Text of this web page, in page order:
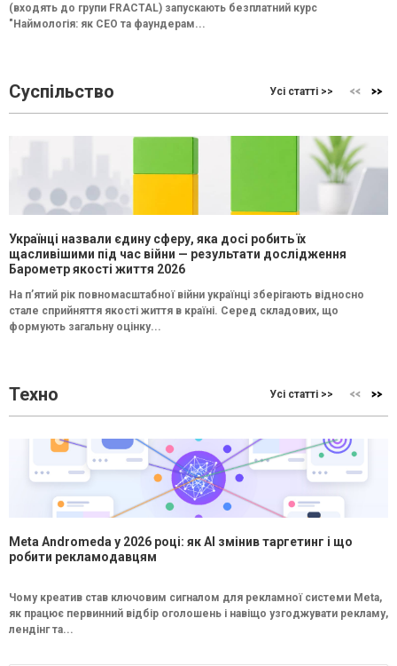
(входять до групи FRACTAL) запускають безплатний курс
"Наймологія: як СEO та фаундерам...
Суспільство Усі статті >>
Українці назвали єдину сферу, яка досі робить їх
щасливішими під час війни — результати дослідження
Барометр якості життя 2026
На п’ятий рік повномасштабної війни українці зберігають відносно
стале сприйняття якості життя в країні. Серед складових, що
формують загальну оцінку...
Техно Усі статті >>
Meta Andromeda у 2026 році: як AI змінив таргетинг і що
робити рекламодавцям
Чому креатив став ключовим сигналом для рекламної системи Meta,
як працює первинний відбір оголошень і навіщо узгоджувати рекламу,
лендінг та...